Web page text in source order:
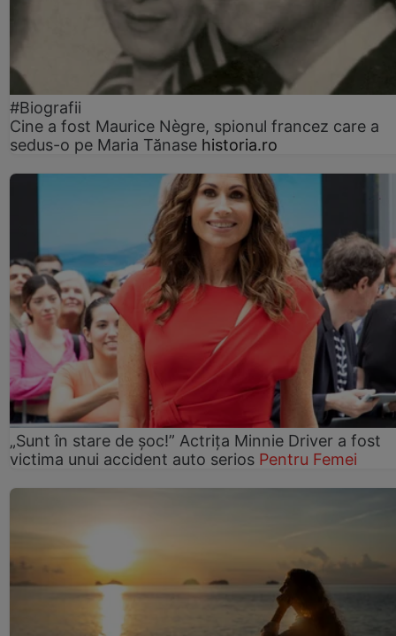
#Biografii
Cine a fost Maurice Nègre, spionul francez care a
sedus-o pe Maria Tănase historia.ro
„Sunt în stare de șoc!” Actrița Minnie Driver a fost
victima unui accident auto serios Pentru Femei